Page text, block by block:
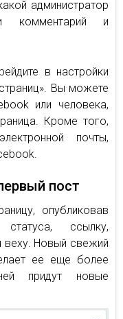
администратор
комментарий и
в настройки
Вы можете
или человека,
Кроме того,
почты,
пост
опубликовав
ссылку,
веху. Новый свежий
ее еще более
придут новые